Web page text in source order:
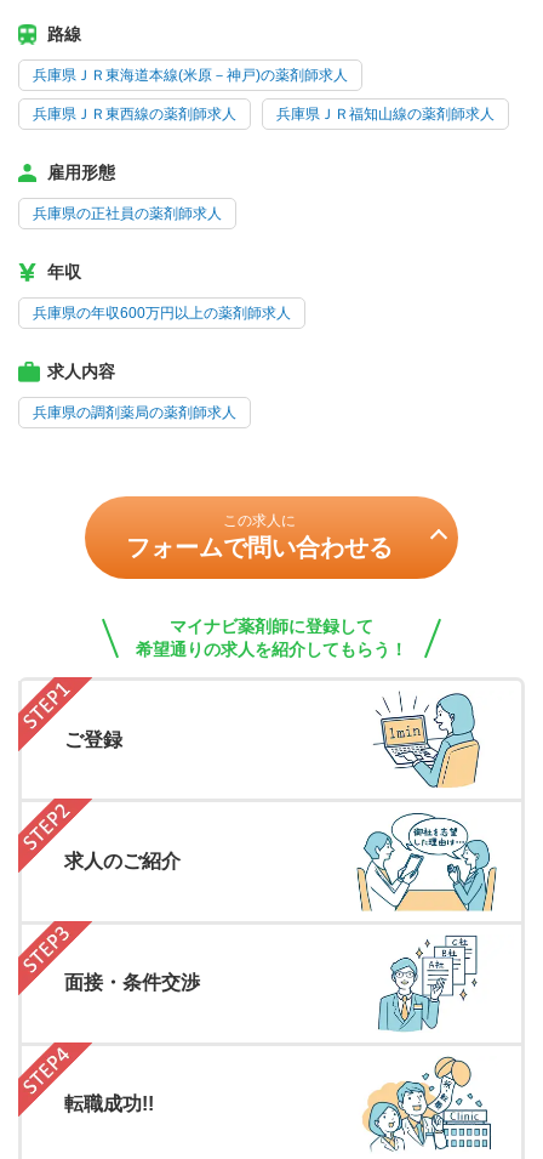
路線
兵庫県ＪＲ東海道本線(米原－神戸)の薬剤師求人
兵庫県ＪＲ東西線の薬剤師求人 兵庫県ＪＲ福知山線の薬剤師求人
雇用形態
兵庫県の正社員の薬剤師求人
年収
兵庫県の年収600万円以上の薬剤師求人
求人内容
兵庫県の調剤薬局の薬剤師求人
この求人に
フォームで問い合わせる
マイナビ薬剤師に登録して
希望通りの求人を紹介してもらう！
ご登録
求人のご紹介
面接・条件交渉
転職成功!!